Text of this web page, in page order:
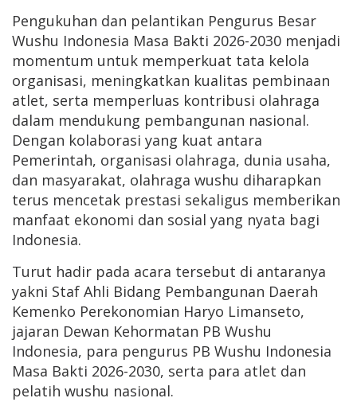
Pengukuhan dan pelantikan Pengurus Besar
Wushu Indonesia Masa Bakti 2026-2030 menjadi
momentum untuk memperkuat tata kelola
organisasi, meningkatkan kualitas pembinaan
atlet, serta memperluas kontribusi olahraga
dalam mendukung pembangunan nasional.
Dengan kolaborasi yang kuat antara
Pemerintah, organisasi olahraga, dunia usaha,
dan masyarakat, olahraga wushu diharapkan
terus mencetak prestasi sekaligus memberikan
manfaat ekonomi dan sosial yang nyata bagi
Indonesia.
Turut hadir pada acara tersebut di antaranya
yakni Staf Ahli Bidang Pembangunan Daerah
Kemenko Perekonomian Haryo Limanseto,
jajaran Dewan Kehormatan PB Wushu
Indonesia, para pengurus PB Wushu Indonesia
Masa Bakti 2026-2030, serta para atlet dan
pelatih wushu nasional.